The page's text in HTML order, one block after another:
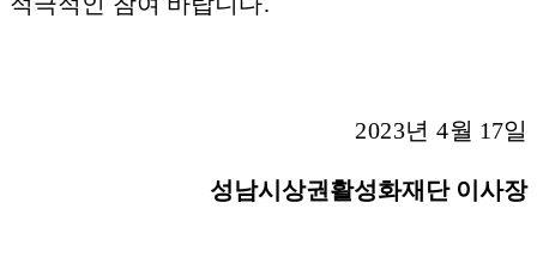
2023년4월 17일
성남시상권활성화재단 이사장